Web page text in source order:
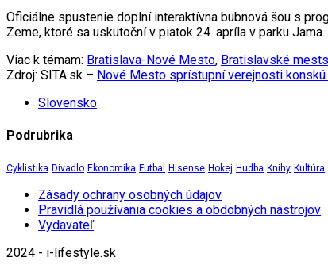
Oficiálne spustenie doplní interaktívna bubnová šou s
Zeme, ktoré sa uskutoční v piatok 24. apríla v parku Jama.
Viac k témam: Bratislava-Nové Mesto, Bratislavské
Zdroj: SITA.sk – Nové Mesto sprístupní verejnosti
Slovensko
Podrubrika
Cyklistika Divadlo Ekonomika Futbal Hisense Hokej Hudba Knihy Kultúra
Zásady ochrany osobných údajov
Pravidlá používania cookies a obdobných nástrojov
Vydavateľ
2024 - i-lifestyle.sk